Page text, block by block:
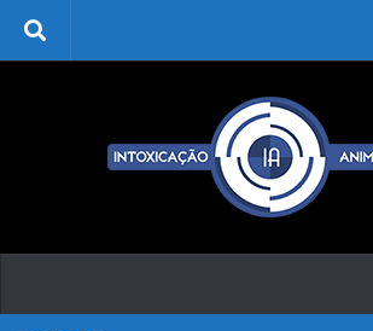
Skip to content